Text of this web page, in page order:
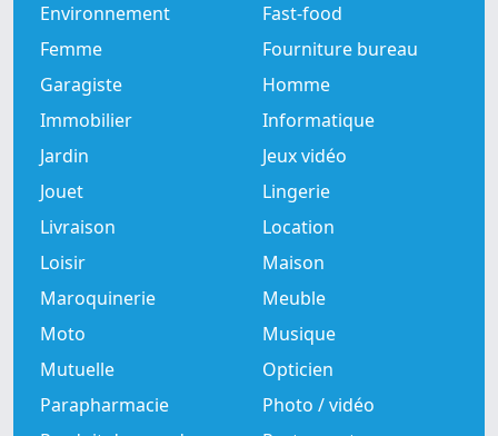
Environnement
Fast-food
Femme
Fourniture bureau
Garagiste
Homme
Immobilier
Informatique
Jardin
Jeux vidéo
Jouet
Lingerie
Livraison
Location
Loisir
Maison
Maroquinerie
Meuble
Moto
Musique
Mutuelle
Opticien
Parapharmacie
Photo / vidéo